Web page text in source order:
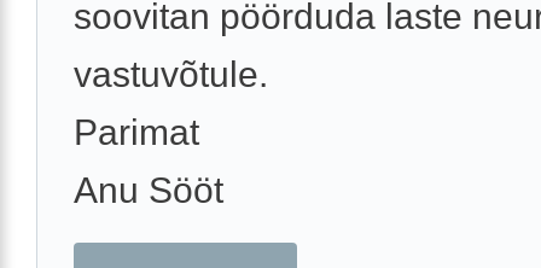
soovitan pöörduda laste
vastuvõtule.
Parimat
Anu Sööt